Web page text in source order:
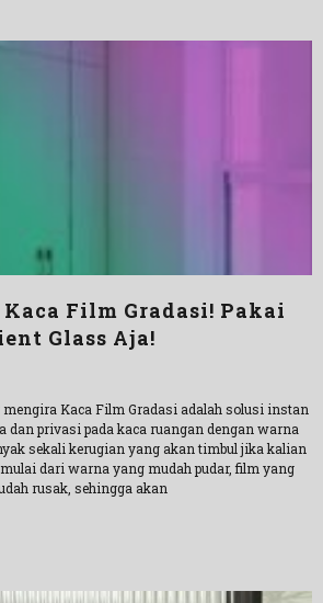
Film Gradasi! Pakai
Glass Aja!
Kaca Film Gradasi adalah solusi instan
dan privasi pada kaca ruangan dengan warna
sekali kerugian yang akan timbul jika kalian
dari warna yang mudah pudar, film yang
rusak, sehingga akan